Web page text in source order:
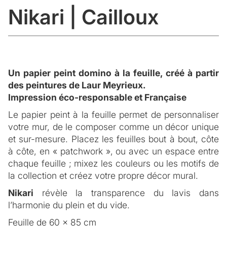
Nikari | Cailloux
Un papier peint domino à la feuille, créé à partir
des peintures de Laur Meyrieux.
Impression éco-responsable et Française
Le papier peint à la feuille permet de personnaliser
votre mur, de le composer comme un décor unique
et sur-mesure. Placez les feuilles bout à bout, côte
à côte, en « patchwork », ou avec un espace entre
chaque feuille ; mixez les couleurs ou les motifs de
la collection et créez votre propre décor mural.
Nikari révèle la transparence du lavis dans
l’harmonie du plein et du vide.
Feuille de 60 x 85 cm
FICHE TECHNIQUE
DESCRIPTION
Inspiration
De son expérience de vie au Japon, Laur s’est
imprégnée de la sensibilité Japonaise aux
matériaux vivants, et s’inspire de la technique
traditionnelle ancestrale de teinture ‘Shibori’ pour sa
collection de papier peint.
Laur s’inscrit dans l’histoire et la tradition du papier
POSE ET ENTRETIEN
La pose du papier peint
Bien que le papier peint intissé soit facile à coller,
nous vous conseillons de faire appel à un peintre
poseur spécialisé.